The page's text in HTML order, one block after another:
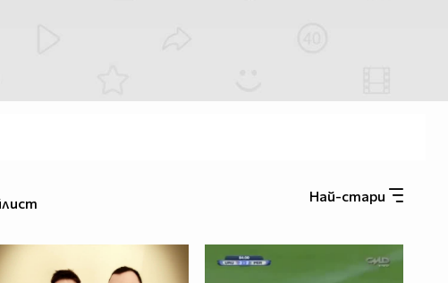
Най-стари